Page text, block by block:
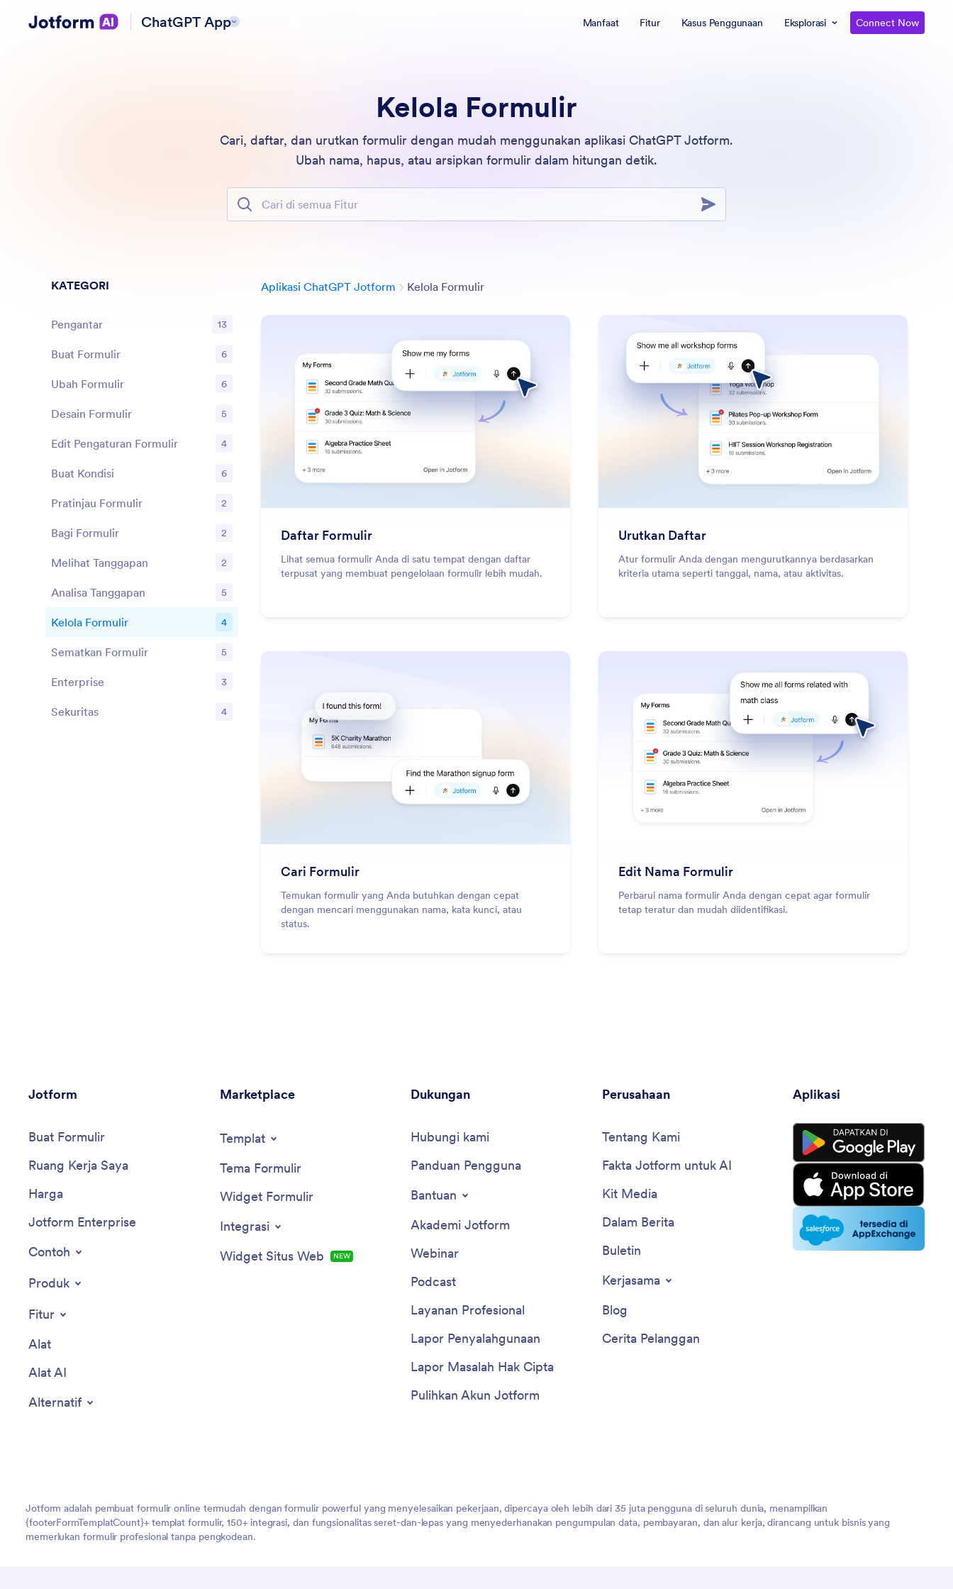
ChatGPT App Manfaat Fitur Kasus Penggunaan Eksplorasi Connect Now
Kelola Formulir
Cari, daftar, dan urutkan formulir dengan mudah menggunakan aplikasi ChatGPT Jotform.
Ubah nama, hapus, atau arsipkan formulir dalam hitungan detik.
Cari di semua Fitur
Aplikasi ChatGPT Jotform Kelola FormulirKategori
: Form Listing
Daftar Formulir
Lihat semua formulir Anda di satu tempat dengan daftar
terpusat yang membuat pengelolaan formulir lebih mudah.
Pelajari Lebih Lanjut
Urutkan Daftar
Atur formulir Anda dengan mengurutkannya berdasarkan
kriteria utama seperti tanggal, nama, atau aktivitas.
: Search Forms
Cari Formulir
Temukan formulir yang Anda butuhkan dengan cepat
dengan mencari menggunakan nama, kata kunci, atau
status.
: Edit Form Name
Edit Nama Formulir
Perbarui nama formulir Anda dengan cepat agar formulir
tetap teratur dan mudah diidentifikasi.
KATEGORI
Pengantar 13
Fitur
Buat Formulir 6
Fitur
Ubah Formulir 6
Fitur
Desain Formulir 5
Fitur
Edit Pengaturan Formulir 4
Fitur
Buat Kondisi 6
Fitur
Pratinjau Formulir 2
Fitur
Bagi Formulir 2
Fitur
Melihat Tanggapan 2
Fitur
Analisa Tanggapan 5
Fitur
Kelola Formulir 4
Fitur
Sematkan Formulir 5
Fitur
Enterprise 3
Fitur
Sekuritas 4
Jotform
Buat Formulir
Ruang Kerja Saya
Harga
Jotform Enterprise
Contoh
Produk
Fitur
Alat
Alat AI
Alternatif
Marketplace
Templat
Tema Formulir
Widget Formulir
Integrasi
Widget Situs Web
NEW
Dukungan
Hubungi kami
Panduan Pengguna
Bantuan
Akademi Jotform
Webinar
Podcast
Layanan Profesional
Lapor Penyalahgunaan
Lapor Masalah Hak Cipta
Pulihkan Akun Jotform
Perusahaan
Tentang Kami
Fakta Jotform untuk AI
Kit Media
Dalam Berita
Buletin
Kerjasama
Blog
Cerita Pelanggan
Aplikasi
Jotform adalah pembuat formulir online termudah dengan formulir powerful yang menyelesaikan pekerjaan, dipercaya oleh lebih dari 35 juta pengguna di seluruh dunia, menampilkan
{footerFormTemplatCount}+ templat formulir, 150+ integrasi, dan fungsionalitas seret-dan-lepas yang menyederhanakan pengumpulan data, pembayaran, dan alur kerja, dirancang untuk bisnis yang
memerlukan formulir profesional tanpa pengkodean.